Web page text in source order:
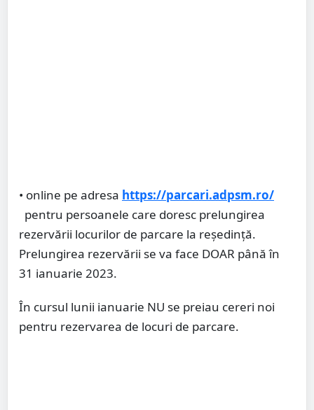
• online pe adresa https://parcari.adpsm.ro/
pentru persoanele care doresc prelungirea
rezervării locurilor de parcare la reședință.
Prelungirea rezervării se va face DOAR până în
31 ianuarie 2023.
În cursul lunii ianuarie NU se preiau cereri noi
pentru rezervarea de locuri de parcare.